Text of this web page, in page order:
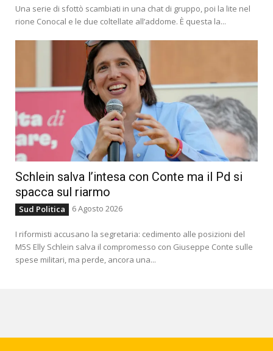
Una serie di sfottò scambiati in una chat di gruppo, poi la lite nel
rione Conocal e le due coltellate all’addome. È questa la...
Schlein salva l’intesa con Conte ma il Pd si
spacca sul riarmo
Sud Politica 6 Agosto 2026
I riformisti accusano la segretaria: cedimento alle posizioni del
M5S Elly Schlein salva il compromesso con Giuseppe Conte sulle
spese militari, ma perde, ancora una...